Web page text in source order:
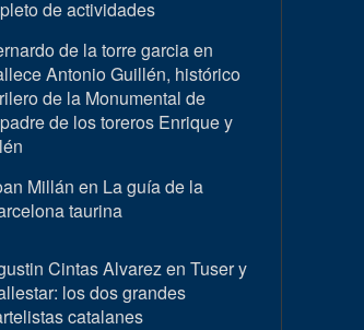
de actividades
de la torre garcia en
Antonio Guillén, histórico
de la Monumental de
de los toreros Enrique y
Millán en La guía de la
taurina
Cintas Alvarez enTuser y
los dos grandes
catalanes